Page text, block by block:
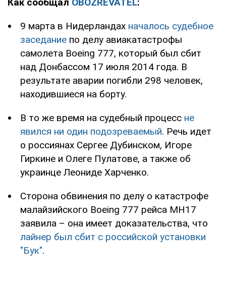
9 марта в Нидерландах началось судебное
заседание по делу авиакатастрофы
самолета Boeing 777, который был сбит
над Донбассом 17 июля 2014 года. В
результате аварии погибли 298 человек,
находившиеся на борту.
В то же время на судебный процесс не
явился ни один подозреваемый. Речь идет
о россиянах Сергее Дубинском, Игоре
Гиркине и Олеге Пулатове, а также об
украинце Леониде Харченко.
Сторона обвинения по делу о катастрофе
малайзийского Boeing 777 рейса МН17
заявила – она имеет доказательства, что
лайнер был сбит с российской установки
"Бук".